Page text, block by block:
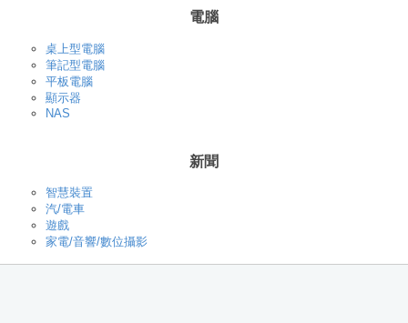
電腦
桌上型電腦
筆記型電腦
平板電腦
顯示器
NAS
新聞
智慧裝置
汽/電車
遊戲
家電/音響/數位攝影